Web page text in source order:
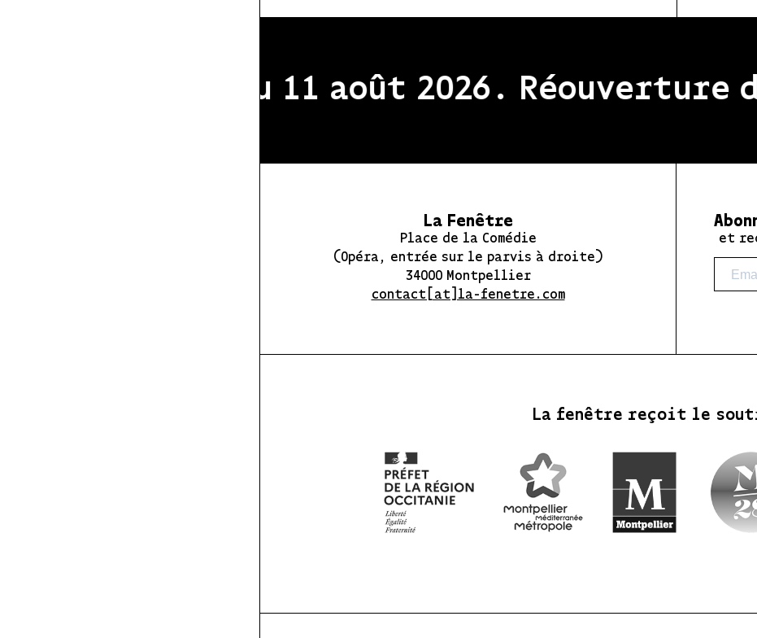
du 2 au 11 août 2026. Réouverture de
La Fenêtre
Place de la Comédie
(Opéra, entrée sur le parvis à droite)
34000 Montpellier
contact[at]la-fenetre.com
et
La fenêtre reçoit le